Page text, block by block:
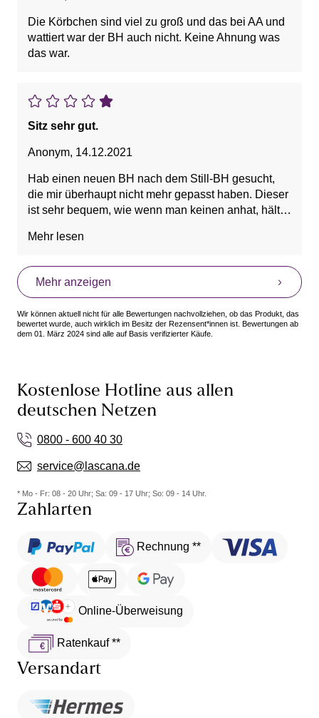
Die Körbchen sind viel zu groß und das bei AA und
wattiert war der BH auch nicht. Keine Ahnung was
das war.
Sitz sehr gut.
Anonym, 14.12.2021
Hab einen neuen BH nach dem Still-BH gesucht,
die mir überhaupt nicht mehr gepasst haben. Dieser
ist sehr bequem, wie wenn man keinen anhat, hält
75 B
Vorteile: bequem , Schön
Mehr lesen
Mehr anzeigen
Wir können aktuell nicht für alle Bewertungen nachvollziehen, ob das Produkt, das
bewertet wurde, auch wirklich im Besitz der Rezensent*innen ist. Bewertungen ab
dem 01. März 2024 sind alle auf Basis verifizierter Käufe.
Kostenlose Hotline aus allen
deutschen Netzen
0800 - 600 40 30
service@lascana.de
* Mo - Fr: 08 - 20 Uhr; Sa: 09 - 17 Uhr; So: 09 - 14 Uhr.
Zahlarten
Rechnung **
Online-Überweisung
Ratenkauf **
Versandart